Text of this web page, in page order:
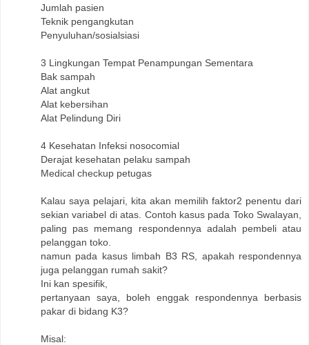
Jumlah pasien
Teknik pengangkutan
Penyuluhan/sosialsiasi
3 Lingkungan Tempat Penampungan Sementara
Bak sampah
Alat angkut
Alat kebersihan
Alat Pelindung Diri
4 Kesehatan Infeksi nosocomial
Derajat kesehatan pelaku sampah
Medical checkup petugas
Kalau saya pelajari, kita akan memilih faktor2 penentu dari
sekian variabel di atas. Contoh kasus pada Toko Swalayan,
paling pas memang respondennya adalah pembeli atau
pelanggan toko.
namun pada kasus limbah B3 RS, apakah respondennya
juga pelanggan rumah sakit?
Ini kan spesifik,
pertanyaan saya, boleh enggak respondennya berbasis
pakar di bidang K3?
Misal: